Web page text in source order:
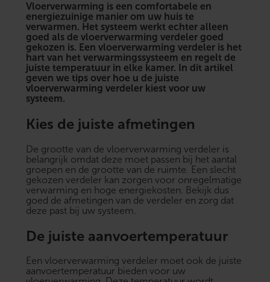
Vloerverwarming is een comfortabele en
energiezuinige manier om uw huis te
verwarmen. Het systeem werkt echter alleen
goed als de vloerverwarming verdeler goed
gekozen is. Een vloerverwarming verdeler is het
hart van het verwarmingssysteem en regelt de
juiste temperatuur in elke kamer. In dit artikel
geven we tips over hoe u de juiste
vloerverwarming verdeler kiest voor uw
systeem.
Kies de juiste afmetingen
De grootte van de vloerverwarming verdeler is
belangrijk omdat deze moet passen bij het aantal
groepen en de grootte van de ruimte. Een slecht
gekozen verdeler kan zorgen voor onregelmatige
verwarming en hoge energiekosten. Bekijk dus
goed de afmetingen van de verdeler en zorg dat
deze past bij uw systeem.
De juiste aanvoertemperatuur
Een vloerverwarming verdeler moet ook de juiste
aanvoertemperatuur bieden voor uw